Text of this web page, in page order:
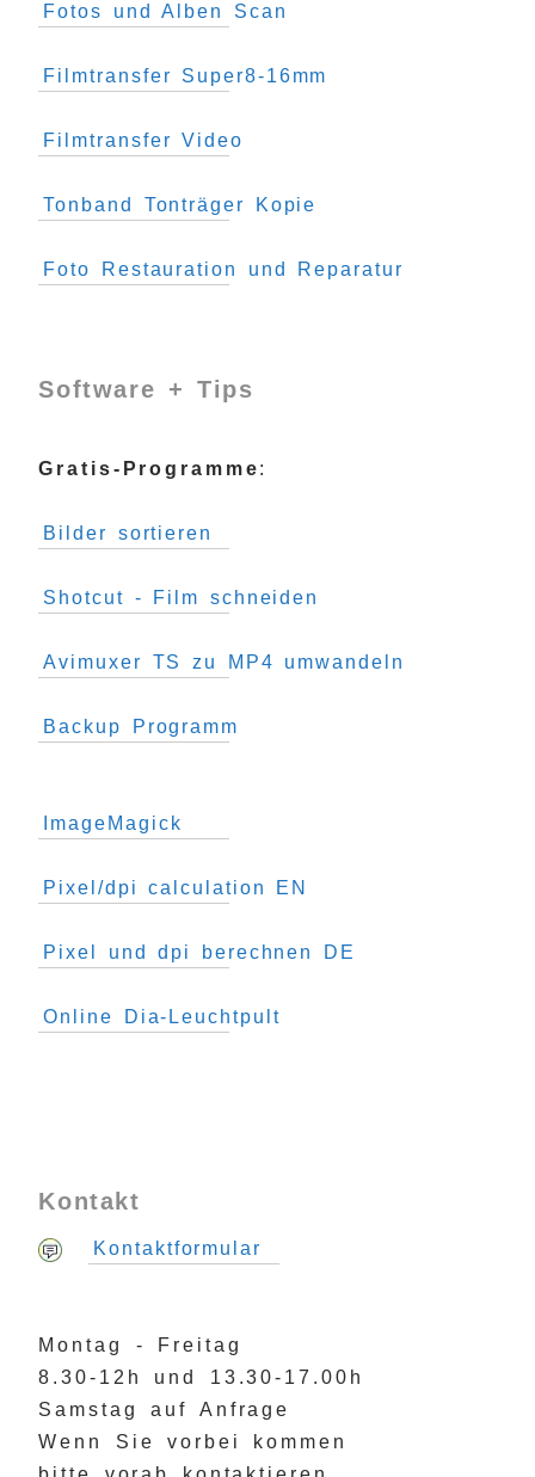
Fotos und Alben Scan
Filmtransfer Super8-16mm
Filmtransfer Video
Tonband Tonträger Kopie
Foto Restauration und Reparatur
Software + Tips
Gratis-Programme:
Bilder sortieren
Shotcut - Film schneiden
Avimuxer TS zu MP4 umwandeln
Backup Programm
ImageMagick
Pixel/dpi calculation EN
Pixel und dpi berechnen DE
Online Dia-Leuchtpult
Kontakt
Kontaktformular
Montag - Freitag
8.30-12h und 13.30-17.00h
Samstag auf Anfrage
Wenn Sie vorbei kommen